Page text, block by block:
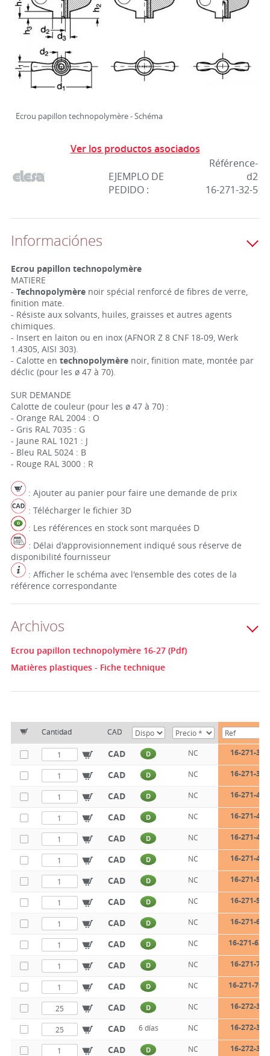
Ecrou papillon technopolymère - Schéma
Ver los productos asociados
EJEMPLO DE
PEDIDO :
Référence-
d2
16-271-32-5
Informaciónes
Ecrou papillon technopolymère
MATIERE
- Technopolymèrenoir spécial renforcé de fibres de verre,
finition mate.
- Résiste aux solvants, huiles, graisses et autres agents
chimiques.
- Insert en laiton ou en inox (AFNOR Z 8 CNF 18-09, Werk
1.4305, AISI 303).
- Calotte en technopolymèrenoir, finition mate, montée par
déclic (pour les ø 47 à 70).
SUR DEMANDE
Calotte de couleur (pour les ø 47 à 70) :
- Orange RAL 2004 : O
- Gris RAL 7035 : G
- Jaune RAL 1021 : J
- Bleu RAL 5024 : B
- Rouge RAL 3000 : R
: Ajouter au panier pour faire une demande de prix
: Télécharger le fichier 3D
: Les références en stock sont marquées D
: Délai d'approvisionnement indiqué sous réserve de
disponibilité fournisseur
: Afficher le schéma avec l'ensemble des cotes de la
référence correspondante
Archivos
Ecrou papillon technopolymère 16-27 (Pdf)
Matières plastiques - Fiche technique
Cantidad CAD
CAD D NC 16-271-32-
CAD D NC 16-271-32-
CAD D NC 16-271-40-
CAD D NC 16-271-47-
CAD D NC 16-271-47-
CAD D NC 16-271-47-
CAD D NC 16-271-55-
CAD D NC 16-271-55-
CAD D NC 16-271-63-
CAD D NC 16-271-63-
CAD D NC 16-271-70-
CAD D NC 16-271-70-
CAD D NC 16-272-32-
CAD 6 días NC 16-272-32-
CAD D NC 16-272-32-